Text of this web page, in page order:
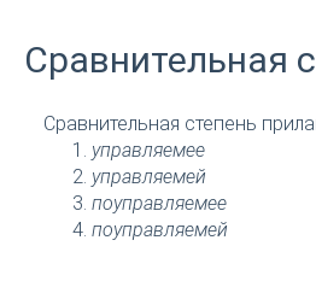
Сравнительная
Сравнительная степень
управляемее
управляемей
поуправляемее
поуправляемей